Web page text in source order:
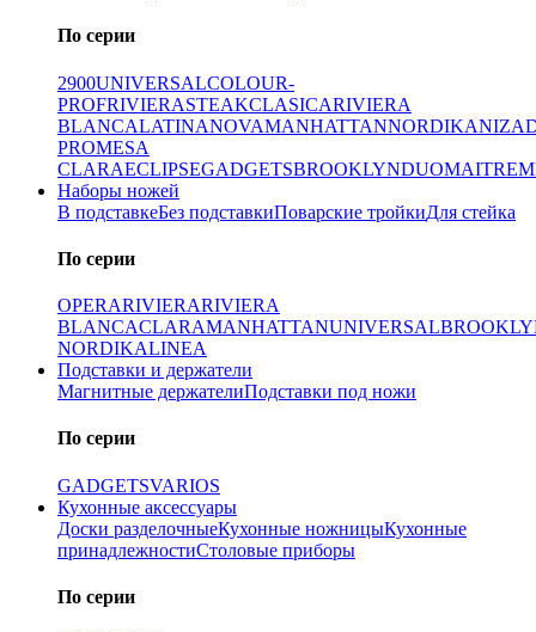
По серии
2900UNIVERSALCOLOUR-
PROFRIVIERASTEAKCLASICARIVIERA
BLANCALATINANOVAMANHATTANNORDIKANIZA
PROMESA
CLARAECLIPSEGADGETSBROOKLYNDUOMAITRE
Наборы ножей
В подставкеБез подставкиПоварские тройкиДля стейка
По серии
OPERARIVIERARIVIERA
BLANCACLARAMANHATTANUNIVERSAL
NORDIKALINEA
Подставки и держатели
Магнитные держателиПодставки под ножи
По серии
GADGETSVARIOS
Кухонные аксессуары
Доски разделочныеКухонные ножницыКухонные
принадлежностиСтоловые приборы
По серии